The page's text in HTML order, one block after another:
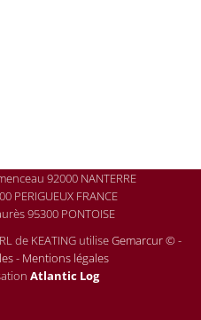
92000 NANTERRE
PERIGUEUX FRANCE
95300 PONTOISE
de KEATING utiliseGemarcur ©-
- Mentions légales
Atlantic Log